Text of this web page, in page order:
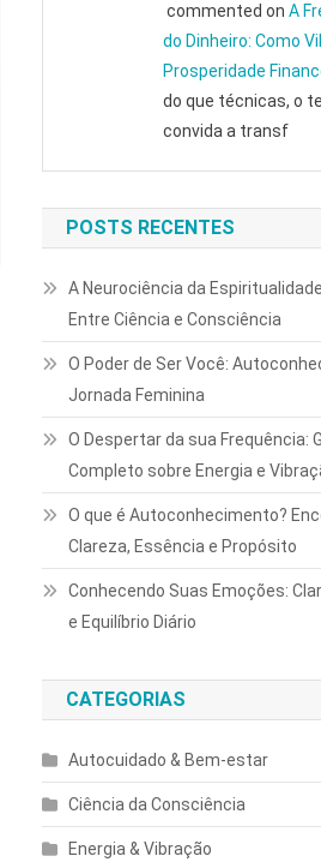
commented on A
do Dinheiro: Como
Prosperidade
do que técnicas, o
convida a transf
POSTS RECENTES
A Neurociência da
Entre Ciência e Consciência
O Poder de Ser Você:
Jornada Feminina
O Despertar da sua Frequência:
Completo sobre Energia e
O que é Autoconhecimento?
Clareza, Essência e Propósito
Conhecendo Suas Emoções:
e Equilíbrio Diário
CATEGORIAS
Autocuidado & Bem-estar
Ciência da Consciência
Energia & Vibração